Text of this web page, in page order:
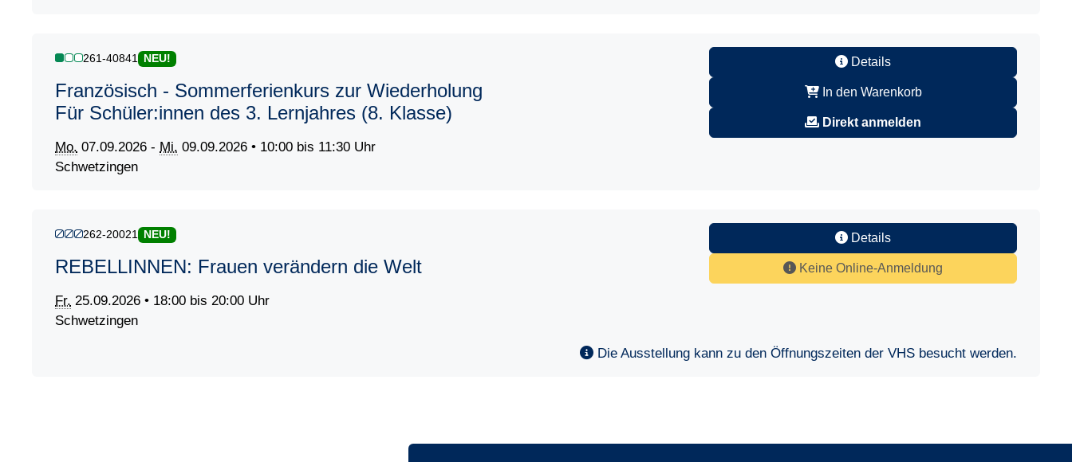
261-40841 NEU!
Französisch - Sommerferienkurs zur Wiederholung
Für Schüler:innen des 3. Lernjahres (8. Klasse)
Mo. 07.09.2026 - Mi. 09.09.2026 • 10:00 bis 11:30 Uhr
Schwetzingen
Details
In den Warenkorb
Direkt anmelden
262-20021 NEU!
REBELLINNEN: Frauen verändern die Welt
Fr. 25.09.2026 • 18:00 bis 20:00 Uhr
Schwetzingen
Details
Keine Online-Anmeldung
Die Ausstellung kann zu den Öffnungszeiten der VHS besucht werden.